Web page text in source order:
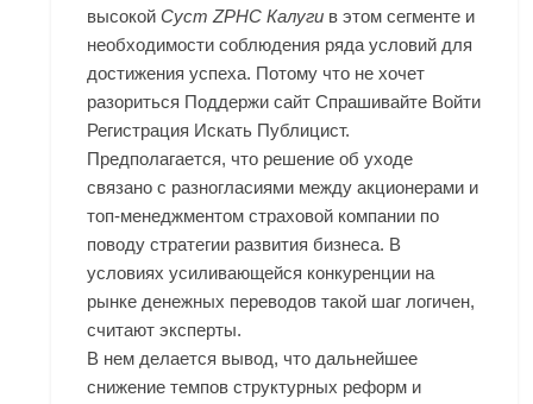
высокойСуст ZPHC Калуги в этом сегменте и
необходимости соблюдения ряда условий для
достижения успеха. Потому что не хочет
разориться Поддержи сайт Спрашивайте Войти
Регистрация Искать Публицист.
Предполагается, что решение об уходе
связано с разногласиями между акционерами и
топ-менеджментом страховой компании по
поводу стратегии развития бизнеса. В
условиях усиливающейся конкуренции на
рынке денежных переводов такой шаг логичен,
считают эксперты.
В нем делается вывод, что дальнейшее
снижение темпов структурных реформ и